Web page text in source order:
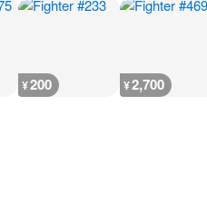
¥200 ¥2,700